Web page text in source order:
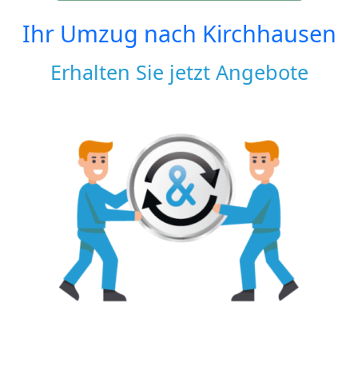
Ihr Umzug nach Kirchhausen
Erhalten Sie jetzt Angebote